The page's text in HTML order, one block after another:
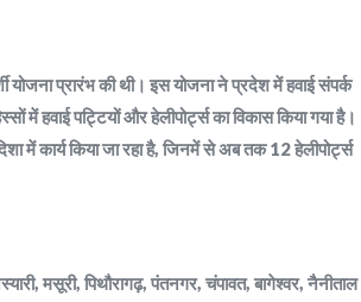
योजना प्रारंभ की थी। इस योजना ने प्रदेश में हवाई संपर्क
में हवाई पट्टियों और हेलीपोर्ट्स का विकास किया गया है।
में कार्य किया जा रहा है, जिनमें से अब तक 12 हेलीपोर्ट्स
मसूरी, पिथौरागढ़, पंतनगर, चंपावत, बागेश्वर, नैनीताल